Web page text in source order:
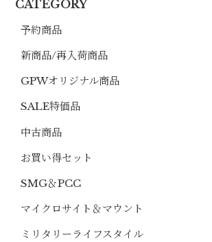
CATEGORY
予約商品
新商品/再入荷商品
GPWオリジナル商品
SALE特価品
中古商品
お買い得セット
SMG＆PCC
マイクロサイト＆マウント
ミリタリーライフスタイル